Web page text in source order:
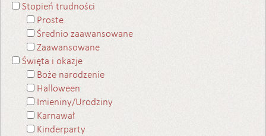
Stopień trudności
Proste
Średnio zaawansowane
Zaawansowane
Święta i okazje
Boże narodzenie
Halloween
Imieniny/Urodziny
Karnawał
Kinderparty